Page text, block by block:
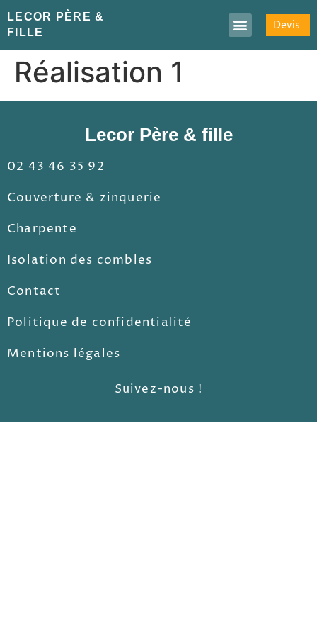
LECOR PÈRE &
FILLE
Devis
Réalisation 1
Lecor Père & fille
02 43 46 35 92
Couverture & zinquerie
Charpente
Isolation des combles
Contact
Politique de confidentialité
Mentions légales
Suivez-nous !